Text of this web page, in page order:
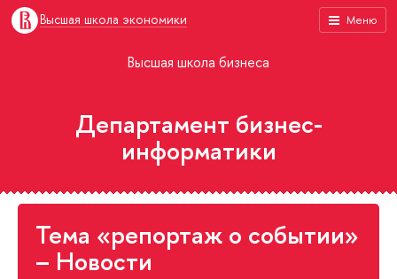
Меню
Высшая школа экономики
Высшая школа бизнеса
Департамент бизнес-
информатики
Тема «репортаж о событии»
– Новости